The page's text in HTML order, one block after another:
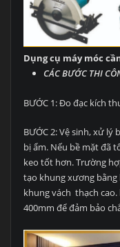
Dụng cụ máy móc
CÁC BƯỚC THI
BƯỚC 1: Đo đạc kích
BƯỚC 2: Vệ sinh, xử
bị ẩm. Nếu bề mặt đã
keo tốt hơn. Trường
tạo khung xương
khung vách thạch cao.
400mm để đảm bảo